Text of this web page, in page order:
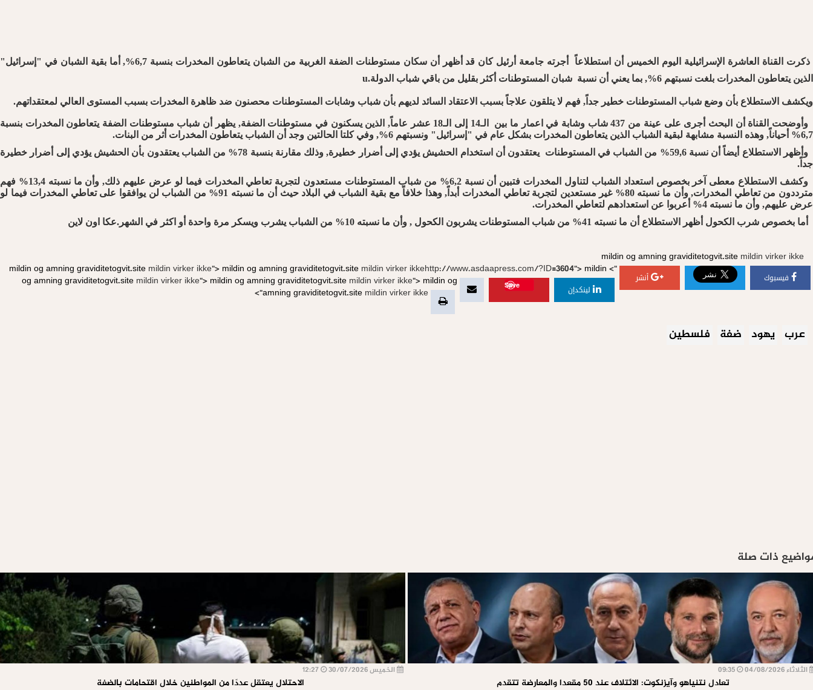
ذكرت القناة العاشرة الإسرائيلية اليوم الخميس أن استطلاعاً أجرته جامعة أرئيل كان قد أظهر أن سكان مستوطنات الضفة الغربية من الشبان يتعاطون المخدرات بنسبة 6,7%, أما بقية الشبان في "إسرائيل"
الذين يتعاطون المخدرات بلغت نسبتهم 6%, بما يعني أن نسبة شبان المستوطنات أكثر بقليل من باقي شباب الدولة.u
ويكشف الاستطلاع بأن وضع شباب المستوطنات خطير جداً, فهم لا يتلقون علاجاً بسبب الاعتقاد السائد لديهم بأن شباب وشابات المستوطنات محصنون ضد ظاهرة المخدرات بسبب المستوى العالي لمعتقداتهم.
وأوضحت القناة أن البحث أجرى على عينة من 437 شاب وشابة في اعمار ما بين الـ14 إلى الـ18 عشر عاماً, الذين يسكنون في مستوطنات الضفة, يظهر أن شباب مستوطنات الضفة يتعاطون المخدرات بنسبة
6,7% أحياناً, وهذه النسبة مشابهة لبقية الشباب الذين يتعاطون المخدرات بشكل عام في "إسرائيل" ونسبتهم 6%, وفي كلتا الحالتين وجد أن الشباب يتعاطون المخدرات أثر من البنات.
وأظهر الاستطلاع أيضاً أن نسبة 59,6% من الشباب في المستوطنات يعتقدون أن استخدام الحشيش يؤدي إلى أضرار خطيرة, وذلك مقارنة بنسبة 78% من الشباب يعتقدون بأن الحشيش يؤدي إلى أضرار خطيرة
جداً.
وكشف الاستطلاع معطى آخر بخصوص استعداد الشباب لتناول المخدرات فتبين أن نسبة 6,2% من شباب المستوطنات مستعدون لتجربة تعاطي المخدرات فيما لو عرض عليهم ذلك, وأن ما نسبته 13,4% فهم
مترددون من تعاطي المخدرات, وأن ما نسبته 80% غير مستعدين لتجربة تعاطي المخدرات أبداً, وهذا خلافاً مع بقية الشباب في البلاد حيث أن ما نسبته 91% من الشباب لن يوافقوا على تعاطي المخدرات فيما لو
عرض عليهم, وأن ما نسبته 4% أعربوا عن استعدادهم لتعاطي المخدرات.
أما بخصوص شرب الكحول أظهر الاستطلاع أن ما نسبته 41% من شباب المستوطنات يشربون الكحول , وأن ما نسبته 10% من الشباب يشرب ويسكر مرة واحدة أو اكثر في الشهر.عكا اون لاين
mildin og amning graviditetogvit.site mildin virker ikke
">
فيسبوك
mildin og amning graviditetogvit.site mildin virker ikke">
أنشر
mildin og amning graviditetogvit.site mildin virker ikkehttp://www.asdaapress.com/?ID=3604"> mildin
og amning graviditetogvit.site mildin virker ikke">
لينكدإن
Save
mildin og amning graviditetogvit.site mildin virker ikke"> mildin og
amning graviditetogvit.site mildin virker ikke">
عرب يهود ضفة فلسطين
ذات صلة
الثلاثاء 04/08/2026
تعادل نتنياهو وآيزنكوت: الائتلاف عند 50 مقعدا والمعارضة تتقدم
الخميس 30/07/2026
الاحتلال يعتقل عددًا من المواطنين خلال اقتحامات بالضفة